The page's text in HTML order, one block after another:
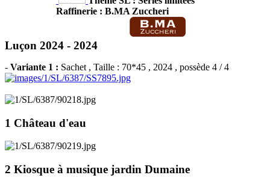
Raffinerie : B.MA Zuccheri
Luçon 2024 - 2024
- Variante 1 : Sachet , Taille : 70*45 , 2024 , possède 4 / 4
1 Château d'eau
2 Kiosque à musique jardin Dumaine